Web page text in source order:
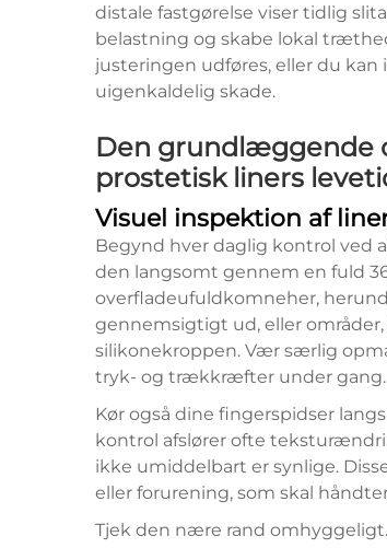
distale fastgørelse viser tidlig
belastning og skabe lokal
justeringen udføres, eller du
uigenkaldelig skade.
Den grundlæggende
prostetisk liners
Visuel inspektion af
Begynd hver daglig kontrol ved
den langsomt gennem en fuld
overfladeufuldkomneher,
gennemsigtigt ud, eller
silikonekroppen. Vær særlig
tryk- og trækkræfter under gang.
Kør også dine fingerspidser
kontrol afslører ofte
ikke umiddelbart er synlige.
eller forurening, som skal
Tjek den nære rand